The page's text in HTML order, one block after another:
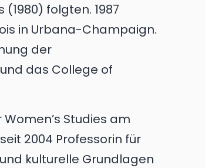
folgten. 1987
in Urbana-Champaign.
der
das College of
Studies am
2004 Professorin für
kulturelle Grundlagen